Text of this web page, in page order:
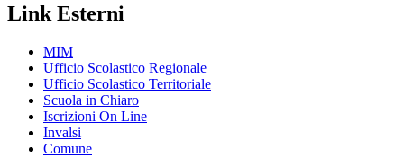
Link Esterni
MIM
Ufficio Scolastico Regionale
Ufficio Scolastico Territoriale
Scuola in Chiaro
Iscrizioni On Line
Invalsi
Comune